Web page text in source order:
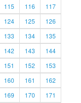
115 116
117
124 125
126
133 134
135
142 143
144
151 152
153
160 161
162
169 170
171